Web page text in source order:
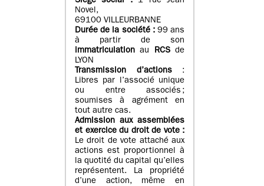
Novel,
69100 VILLEURBANNE
Durée de la société :99 ans
à partir de son
immatriculation au RCSde
LYON
Transmission d’actions:
Libres par l’associé unique
ou entre associés ;
soumises à agrément en
tout autre cas.
Admission aux assemblées
et exercice du droit de vote :
Le droit de vote attaché aux
actions est proportionnel à
la quotité du capital qu’elles
représentent. La propriété
d’une action, même en